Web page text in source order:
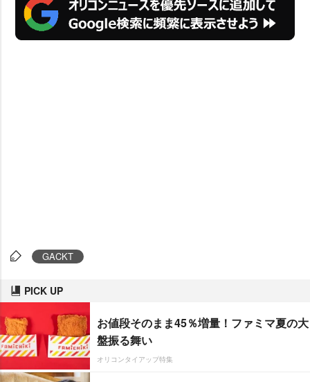
GACKT
PICK UP
お値段そのまま45％増量！ファミマ夏の大
盤振る舞い
オリコンタイアップ特集